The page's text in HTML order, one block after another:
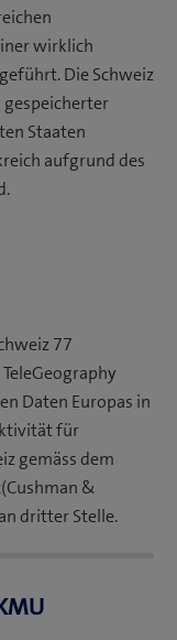
wirklich
Die Schweiz
Staaten
aufgrund des
77
Daten Europas in
für
gemäss dem
&
dritter Stelle.